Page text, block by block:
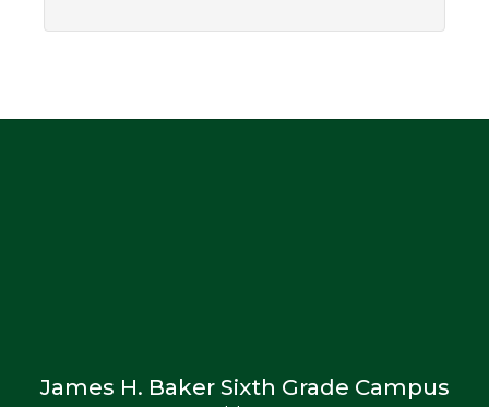
James H. Baker Sixth Grade Campus